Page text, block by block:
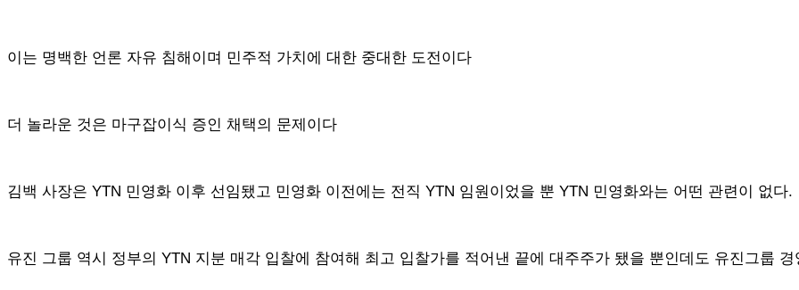
이는 명백한 언론 자유 침해이며 민주적 가치에 대한 중대한 도전이다
더 놀라운 것은 마구잡이식 증인 채택의 문제이다
김백 사장은 YTN 민영화 이후 선임됐고 민영화 이전에는 전직 YTN 임원이었을 뿐 YTN 민영화와는 어떤 관련이 없다.
유진 그룹 역시 정부의 YTN 지분 매각 입찰에 참여해 최고 입찰가를 적어낸 끝에 대주주가 됐을 뿐인데도 유진그룹